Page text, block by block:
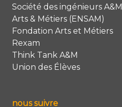
Société des ingénieurs A&M
Arts & Métiers (ENSAM)
Fondation Arts et Métiers
Rexam
Think Tank A&M
Union des Élèves
nous suivre